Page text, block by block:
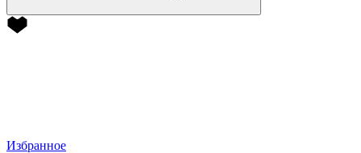
Избранное